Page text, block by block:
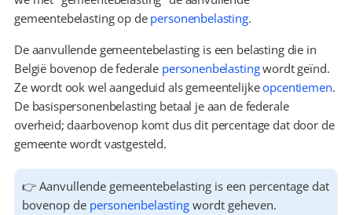
gemeentebelasting op de personenbelasting.
De aanvullende gemeentebelasting is een belasting die in
België bovenop de federale personenbelasting wordt geïnd.
Ze wordt ook wel aangeduid als gemeentelijke opcentiemen.
De basispersonenbelasting betaal je aan de federale
overheid; daarbovenop komt dus dit percentage dat door de
gemeente wordt vastgesteld.
👉 Aanvullende gemeentebelasting is een percentage dat
bovenop de personenbelasting wordt geheven.